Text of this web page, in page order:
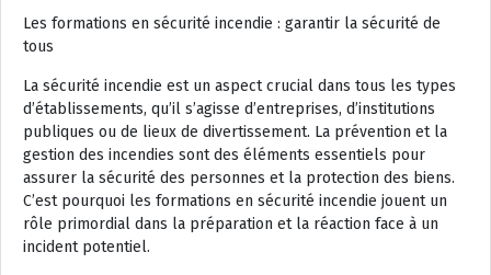
Les formations en sécurité incendie : garantir la sécurité de
tous
La sécurité incendie est un aspect crucial dans tous les types
d’établissements, qu’il s’agisse d’entreprises, d’institutions
publiques ou de lieux de divertissement. La prévention et la
gestion des incendies sont des éléments essentiels pour
assurer la sécurité des personnes et la protection des biens.
C’est pourquoi les formations en sécurité incendie jouent un
rôle primordial dans la préparation et la réaction face à un
incident potentiel.